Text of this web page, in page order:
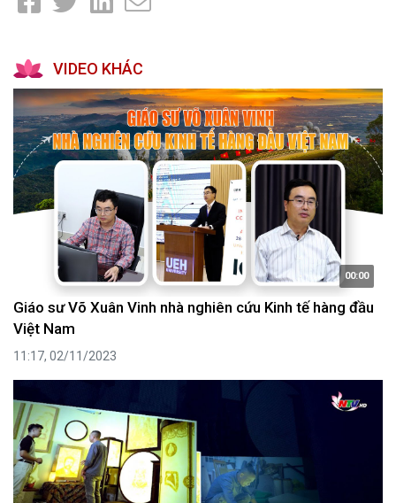
VIDEO KHÁC
00:00
Giáo sư Võ Xuân Vinh nhà nghiên cứu Kinh tế hàng đầu
Việt Nam
11:17, 02/11/2023